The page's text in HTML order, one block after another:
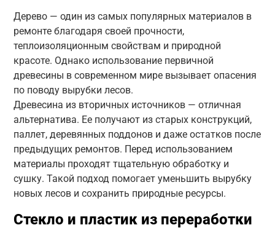
Дерево — один из самых популярных материалов в
ремонте благодаря своей прочности,
теплоизоляционным свойствам и природной
красоте. Однако использование первичной
древесины в современном мире вызывает опасения
по поводу вырубки лесов.
Древесина из вторичных источников — отличная
альтернатива. Ее получают из старых конструкций,
паллет, деревянных поддонов и даже остатков после
предыдущих ремонтов. Перед использованием
материалы проходят тщательную обработку и
сушку. Такой подход помогает уменьшить вырубку
новых лесов и сохранить природные ресурсы.
Стекло и пластик из переработки